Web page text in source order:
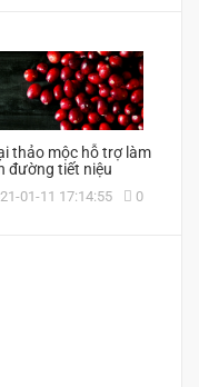
thảo mộc hỗ trợ làm
đường tiết niệu
01-11 17:14:55 0